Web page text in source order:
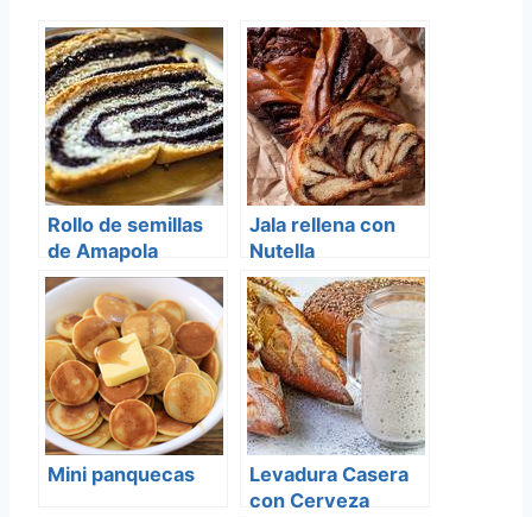
Rollo de semillas
de Amapola
(Makowiec)
Jala rellena con
Nutella
Mini panquecas
Levadura Casera
con Cerveza